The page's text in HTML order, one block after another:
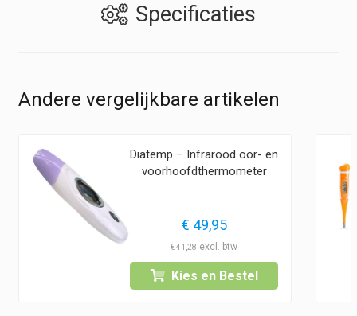
Specificaties
Andere vergelijkbare artikelen
Diatemp – Infrarood oor- en
voorhoofdthermometer
€ 49,95
€41,28
Kies en Bestel